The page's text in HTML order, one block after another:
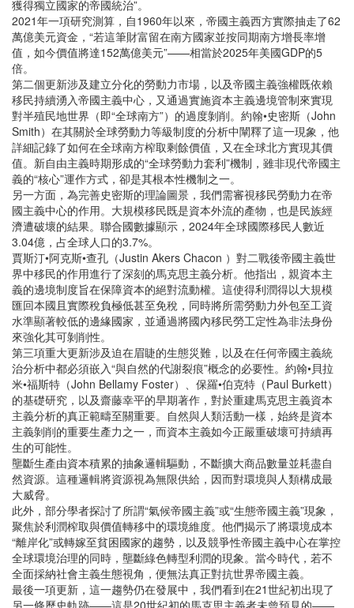
獲得獨立國家的帝國統治”。
2021年一項研究測算，自1960年以來，帝國主義西方實際抽走了62
萬億美元資金，“若這筆財富留在南方國家並按同期南方增長率增
值，如今價值將達152萬億美元”——相當於2025年美國GDP的5
倍。
第二個更新涉及建立分化的勞動力市場，以及帝國主義強權既依賴
移民持續湧入帝國主義中心，又通過實施資本主義邊境管制來實現
對半殖民地世界（即“全球南方”）的過度剝削。約翰•史密斯（John
Smith）在其關於全球勞動力等級制度的分析中闡釋了這一現象，他
詳細記錄了如何在全球南方榨取剩餘價值，又在全球北方實現其價
值。新自由主義時期形成的“全球勞動力套利”機制，雖非現代帝國主
義的“核心”運作方式，卻是其根本性機制之一。
另一方面，為完善史密斯的理論圖景，我們需審視移民勞動力在帝
國主義中心的作用。大規模移民既是資本外流的產物，也是民族經
濟遭破壞的結果。聯合國數據顯示，2024年全球國際移民人數近
3.04億，占全球人口的3.7%。
賈斯汀•阿克斯•查孔（Justin Akers Chacon ）對二戰後帝國主義世
界中移民的作用進行了深刻的馬克思主義分析。他指出，親資本主
義的邊境制度旨在保障資本的絕對流動權。這使得利潤得以大規模
匯回本國且實際稅負極低甚至免稅，同時將所需勞動力外包至工資
水準顯著較低的邊緣國家，並通過將國內移民勞工定性為非法身份
來強化其可剝削性。
第三項重大更新涉及迫在眉睫的生態災難，以及在任何帝國主義統
治分析中都必須嵌入“與自然的代謝裂痕”概念的必要性。約翰•貝拉
米•福斯特（John Bellamy Foster）、保羅•伯克特（Paul Burkett）
的基礎研究，以及齋藤幸平的早期著作，對於重建馬克思主義資本
主義分析的真正範疇至關重要。自然與人類活動一樣，始終是資本
主義剝削的重要生產力之一，而資本主義如今正嚴重破壞可持續再
生的可能性。
壟斷生產由資本積累的抽象邏輯驅動，不斷擴大商品數量並耗盡自
然資源。這種邏輯將資源視為無限供給，因而對環境與人類構成最
大威脅。
此外，部分學者探討了所謂“氣候帝國主義”或“生態帝國主義”現象，
聚焦於利潤榨取與價值轉移中的環境維度。他們揭示了將環境成本
“離岸化”或轉嫁至貧困國家的趨勢，以及競爭性帝國主義中心在掌控
全球環境治理的同時，壟斷綠色轉型利潤的現象。當今時代，若不
全面採納社會主義生態視角，便無法真正對抗世界帝國主義。
最後一項更新，這一趨勢仍在發展中，我們看到在21世紀初出現了
另一條歷史軌跡——這是20世紀初的馬克思主義者未曾預見的——